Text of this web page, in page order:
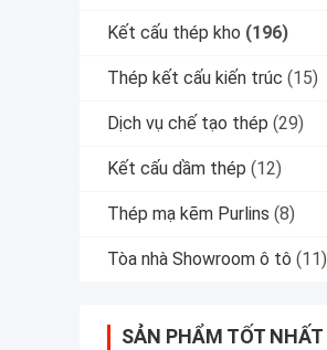
Kết cấu thép kho (196)
Thép kết cấu kiến ​​trúc (15)
Dịch vụ chế tạo thép (29)
Kết cấu dầm thép (12)
Thép mạ kẽm Purlins (8)
Tòa nhà Showroom ô tô (11)
SẢN PHẨM TỐT NHẤT